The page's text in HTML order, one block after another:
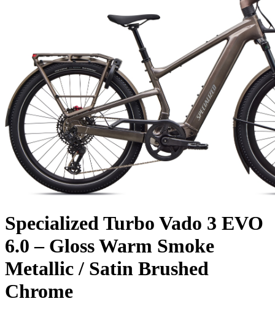
Specialized Turbo Vado 3 EVO
6.0 – Gloss Warm Smoke
Metallic / Satin Brushed
Chrome